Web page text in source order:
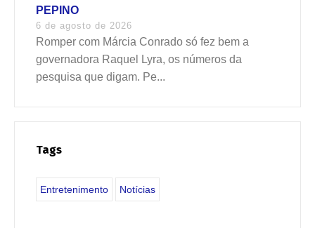
PEPINO
6 de agosto de 2026
Romper com Márcia Conrado só fez bem a
governadora Raquel Lyra, os números da
pesquisa que digam. Pe...
Tags
Entretenimento Notícias